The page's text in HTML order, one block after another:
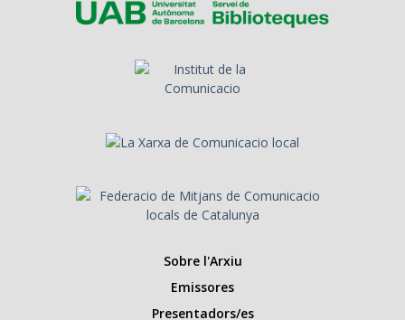
Sobre l'Arxiu
Emissores
Presentadors/es